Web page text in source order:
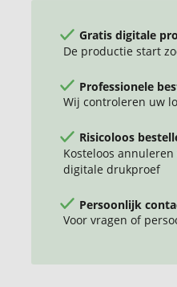
oplichtend
behuizing
Gratis digitale
De productie start
Professionele
Wij controleren uw
Risicoloos
Kosteloos
digitale drukproef
Persoonlijk
Voor vragen of